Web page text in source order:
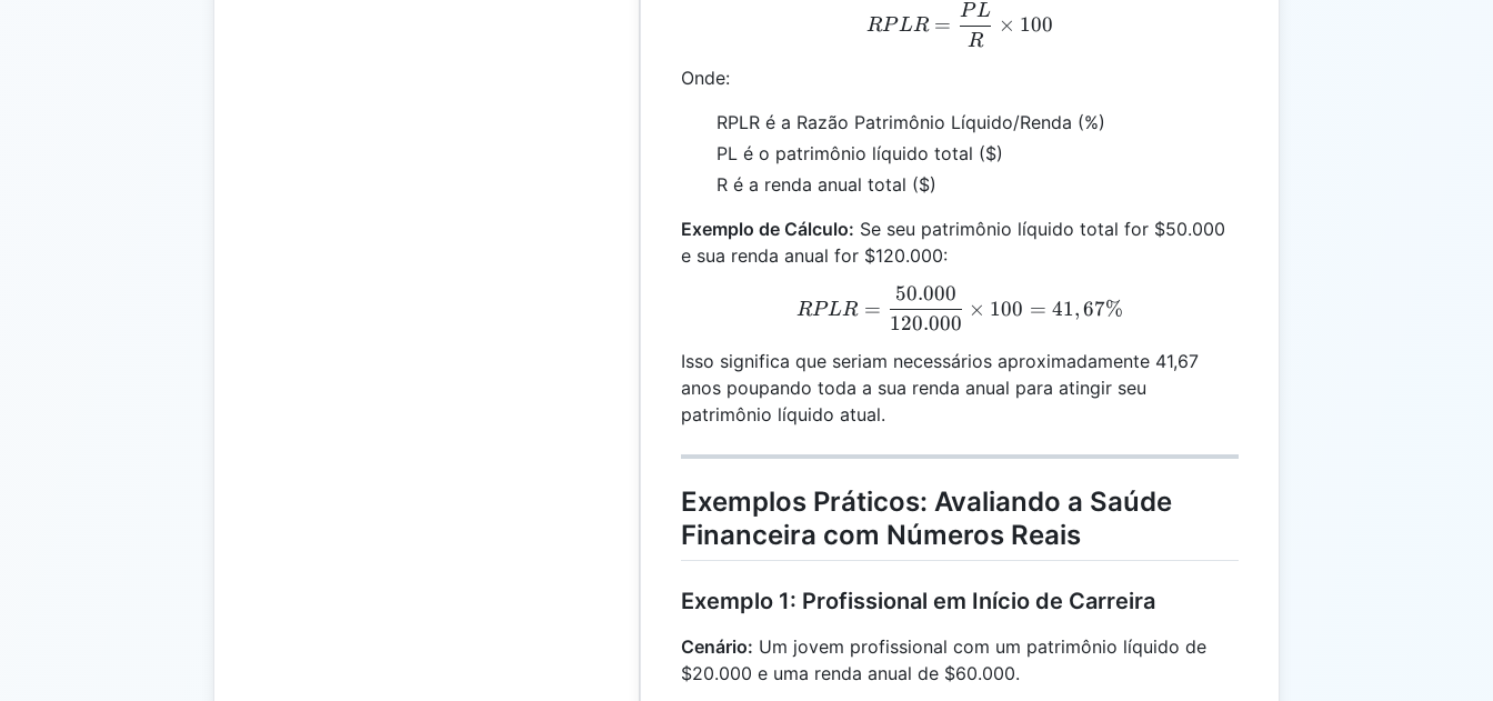
RPLR = \frac{PL}{R} \times 100
RPLR =
R
PL
× 100
Onde:
RPLR é a Razão Patrimônio Líquido/Renda (%)
PL é o patrimônio líquido total ($)
R é a renda anual total ($)
Exemplo de Cálculo: Se seu patrimônio líquido total for $50.000
e sua renda anual for $120.000:
RPLR = \frac{50.000}{120.000} \times 100 = 41,67\%
RPLR =
120.000
50.000
× 100 = 41,67%
Isso significa que seriam necessários aproximadamente 41,67
anos poupando toda a sua renda anual para atingir seu
patrimônio líquido atual.
Exemplos Práticos: Avaliando a Saúde
Financeira com Números Reais
Exemplo 1: Profissional em Início de Carreira
Cenário: Um jovem profissional com um patrimônio líquido de
$20.000 e uma renda anual de $60.000.